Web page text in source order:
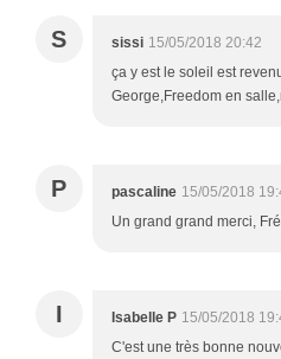
S sissi 15/05/2018 20:42
ça y est le soleil est
George,Freedom en
P pascaline 15/05/2018
Un grand grand merci,
I Isabelle P 15/05/2018
C'est une très bonne